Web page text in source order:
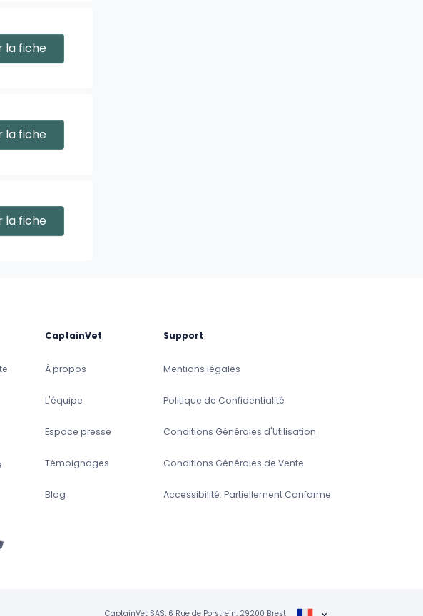
la fiche
la fiche
la fiche
CaptainVet
À propos
L'équipe
Espace presse
Témoignages
Blog
Support
Mentions légales
Politique de Confidentialité
Conditions Générales d'Utilisation
Conditions Générales de Vente
Accessibilité: Partiellement Conforme